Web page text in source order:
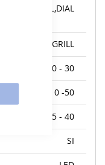
TACTIL,DIAL
CON GRILL
0 - 30
0 -50
35 - 40
SI